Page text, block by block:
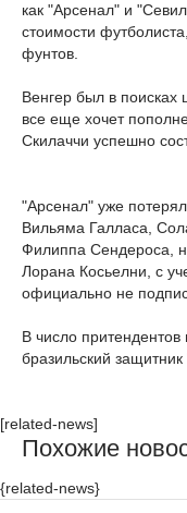
как "Арсенал" и
стоимости
фунтов.
Венгер был в поисках
все еще хочет
Скилаччи успешно
"Арсенал" уже
Вильяма Галласа,
Филиппа Сендероса,
Лорана Косьелни, с
официально не
В число
бразильский
[related-news]
Похожие
{related-news}